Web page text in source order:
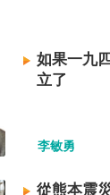
如果一九
立了
李敏勇
從熊本震